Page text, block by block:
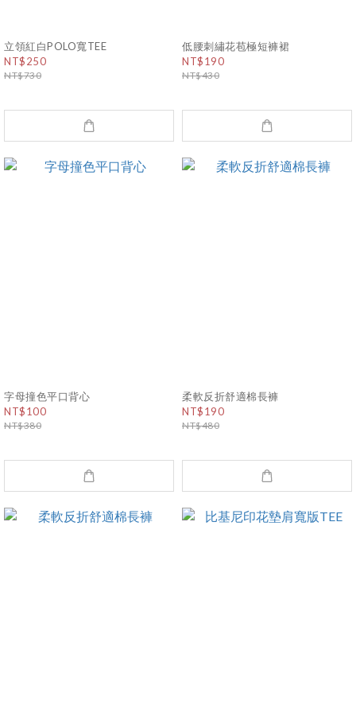
立領紅白POLO寬TEE
NT$250
NT$730
低腰刺繡花苞極短褲裙
NT$190
NT$430
字母撞色平口背心
NT$100
NT$380
柔軟反折舒適棉長褲
NT$190
NT$480